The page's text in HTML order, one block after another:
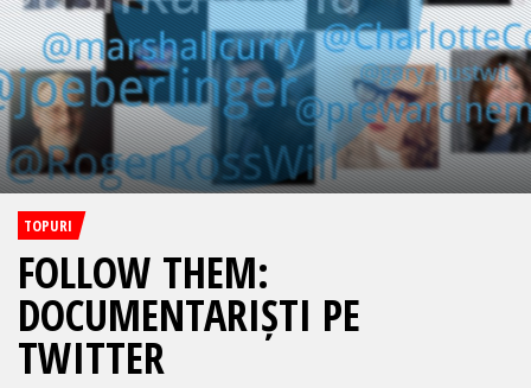
TOPURI
FOLLOW THEM:
DOCUMENTARIȘTI PE
TWITTER